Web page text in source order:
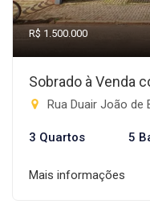
R$ 1.500.000
Sobrado à Venda
Rua Duair João de
3 Quartos 5
Mais informações